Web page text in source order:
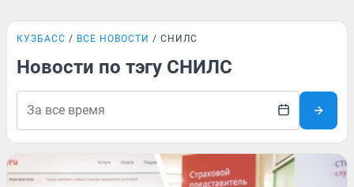
КУЗБАСС ВСЕ НОВОСТИ СНИЛС
Новости по тэгу СНИЛС